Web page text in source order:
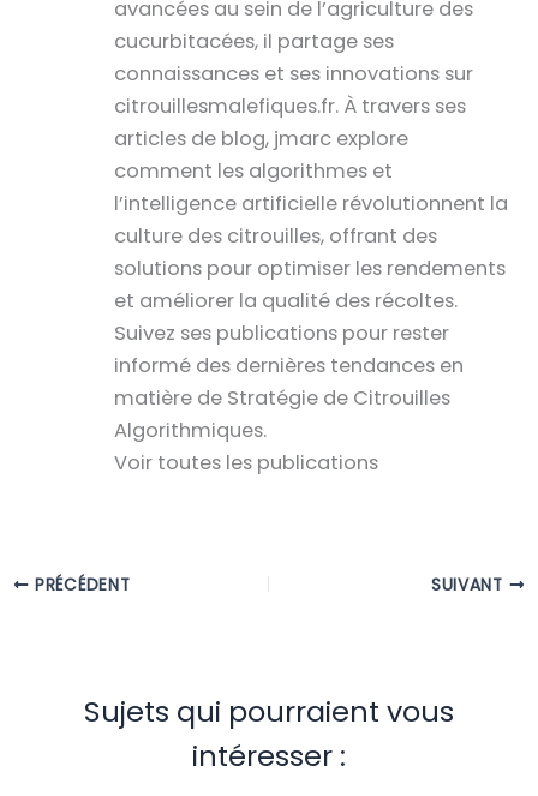
avancées au sein de l’agriculture des
cucurbitacées, il partage ses
connaissances et ses innovations sur
citrouillesmalefiques.fr. À travers ses
articles de blog, jmarc explore
comment les algorithmes et
l’intelligence artificielle révolutionnent la
culture des citrouilles, offrant des
solutions pour optimiser les rendements
et améliorer la qualité des récoltes.
Suivez ses publications pour rester
informé des dernières tendances en
matière de Stratégie de Citrouilles
Algorithmiques.
Voir toutes les publications
PRÉCÉDENT SUIVANT
Sujets qui pourraient vous
intéresser :